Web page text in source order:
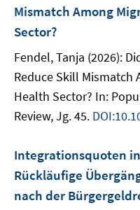
Mismatch Among
Sector?
Fendel, Tanja (2026):
Reduce Skill Mismatch
Health Sector? In:
Review, Jg. 45.
Integrationsquoten
Rückläufige
nach der